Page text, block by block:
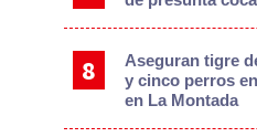
Aseguran tigre
y cinco perros
en La Montada